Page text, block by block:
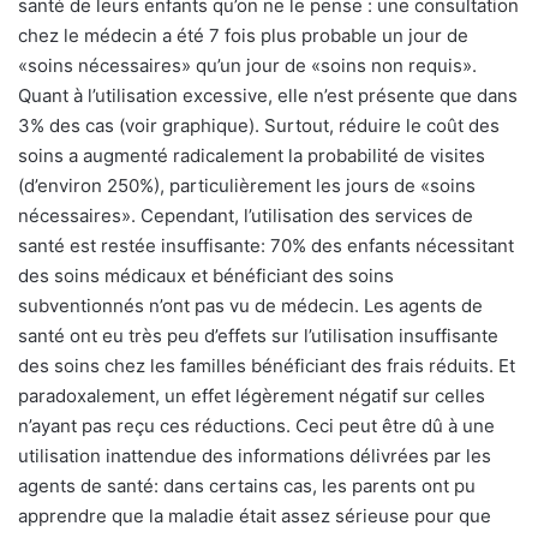
santé de leurs enfants qu’on ne le pense : une consultation
chez le médecin a été 7 fois plus probable un jour de
«soins nécessaires» qu’un jour de «soins non requis».
Quant à l’utilisation excessive, elle n’est présente que dans
3% des cas (voir graphique). Surtout, réduire le coût des
soins a augmenté radicalement la probabilité de visites
(d’environ 250%), particulièrement les jours de «soins
nécessaires». Cependant, l’utilisation des services de
santé est restée insuffisante: 70% des enfants nécessitant
des soins médicaux et bénéficiant des soins
subventionnés n’ont pas vu de médecin. Les agents de
santé ont eu très peu d’effets sur l’utilisation insuffisante
des soins chez les familles bénéficiant des frais réduits. Et
paradoxalement, un effet légèrement négatif sur celles
n’ayant pas reçu ces réductions. Ceci peut être dû à une
utilisation inattendue des informations délivrées par les
agents de santé: dans certains cas, les parents ont pu
apprendre que la maladie était assez sérieuse pour que